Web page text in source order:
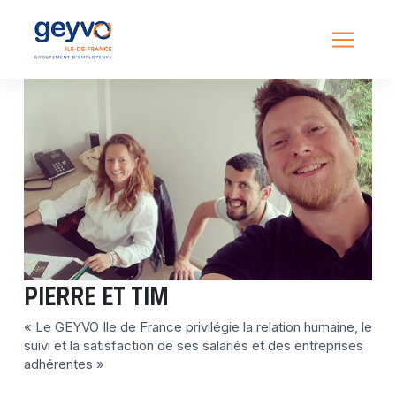
Pierre et Tim
« Le GEYVO Ile de France privilégie la relation humaine, le
suivi et la satisfaction de ses salariés et des entreprises
adhérentes »